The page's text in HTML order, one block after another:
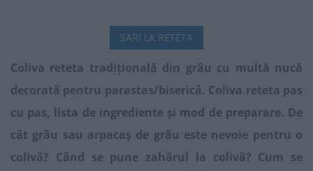
SARI LA RETETA
Coliva reteta tradițională din grâu cu multă nucă
decorată pentru parastas/biserică. Coliva reteta pas
cu pas, lista de ingrediente și mod de preparare. De
cât grâu sau arpacaș de grâu este nevoie pentru o
colivă? Când se pune zahărul la colivă? Cum se